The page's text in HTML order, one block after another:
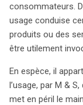
consommateurs.
usage conduise
produits ou des
être utilement
En espèce, il
l’usage, par M &
met en péril le